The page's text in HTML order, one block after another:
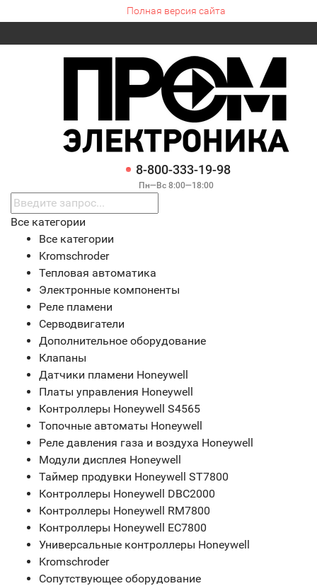
Полная версия сайта
8-800-333-19-98
Пн—Вс 8:00—18:00
Все категории
Все категории
Kromschroder
Тепловая автоматика
Электронные компоненты
Реле пламени
Серводвигатели
Дополнительное оборудование
Клапаны
Датчики пламени Honeywell
Платы управления Honeywell
Контроллеры Honeywell S4565
Топочные автоматы Honeywell
Реле давления газа и воздуха Honeywell
Модули дисплея Honeywell
Таймер продувки Honeywell ST7800
Контроллеры Honeywell DBC2000
Контроллеры Honeywell RM7800
Контроллеры Honeywell EC7800
Универсальные контроллеры Honeywell
Kromschroder
Сопутствующее оборудование